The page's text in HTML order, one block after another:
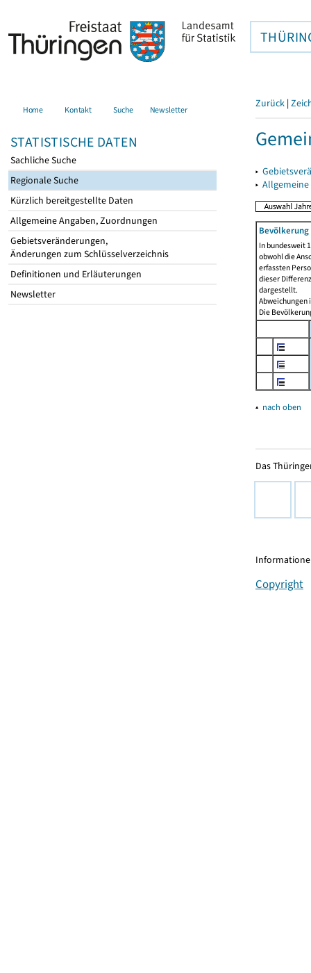
Home Kontakt Suche Newsletter
STATISTISCHE DATEN
Sachliche Suche
Regionale Suche
Kürzlich bereitgestellte Daten
Allgemeine Angaben, Zuordnungen
Gebietsveränderungen,
Änderungen zum Schlüsselverzeichnis
Definitionen und Erläuterungen
Newsletter
Zurück |
▸
▸
Bevölkerung
In bundesweit
obwohl die
erfassten
dieser
dargestellt.
Abweichungen
Die
▴ nach oben
Das
Copyright